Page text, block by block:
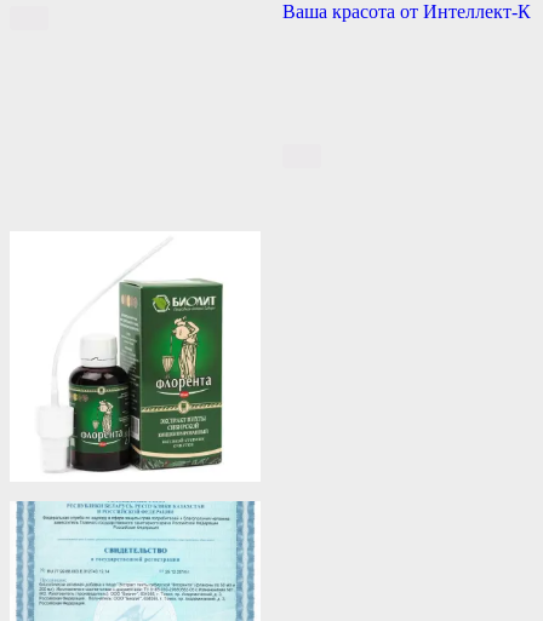
Ваша красота от Интеллект-К